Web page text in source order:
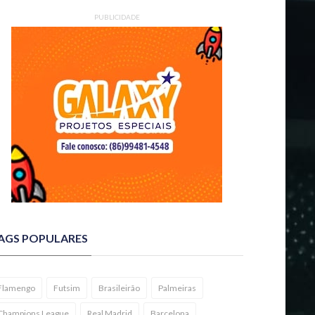
PUBLICIDADE
POPULARES
Futsim Brasileirão Palmeiras